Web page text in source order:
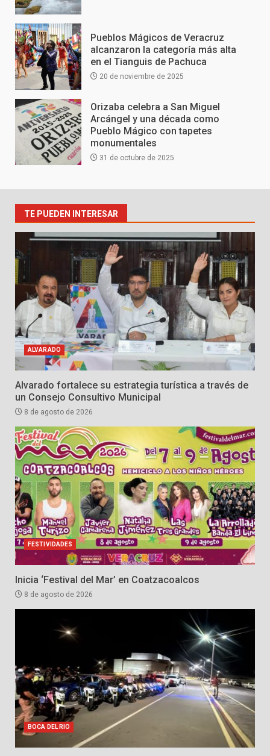
Pueblos Mágicos de Veracruz
alcanzaron la categoría más alta
en el Tianguis de Pachuca
20 de noviembre de 2025
Orizaba celebra a San Miguel
Arcángel y una década como
Pueblo Mágico con tapetes
monumentales
31 de octubre de 2025
TE PUEDEN INTERESAR
ALVARADO
Alvarado fortalece su estrategia turística a través de
un Consejo Consultivo Municipal
8 de agosto de 2026
FESTIVIDADES
Inicia ‘Festival del Mar’ en Coatzacoalcos
8 de agosto de 2026
BOCA DEL RIO